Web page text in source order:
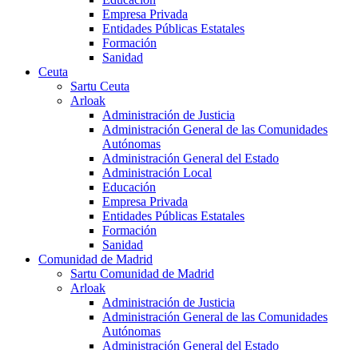
Empresa Privada
Entidades Públicas Estatales
Formación
Sanidad
Ceuta
Sartu Ceuta
Arloak
Administración de Justicia
Administración General de las Comunidades
Autónomas
Administración General del Estado
Administración Local
Educación
Empresa Privada
Entidades Públicas Estatales
Formación
Sanidad
Comunidad de Madrid
Sartu Comunidad de Madrid
Arloak
Administración de Justicia
Administración General de las Comunidades
Autónomas
Administración General del Estado